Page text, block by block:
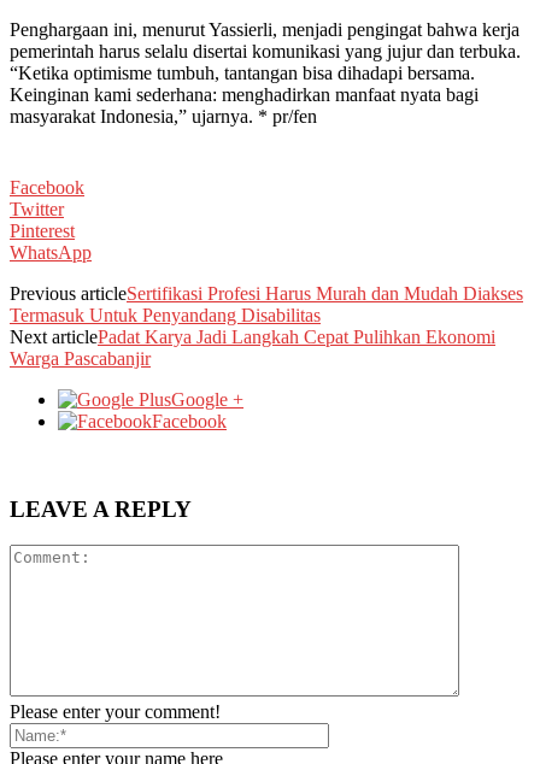
Penghargaan ini, menurut Yassierli, menjadi pengingat bahwa kerja
pemerintah harus selalu disertai komunikasi yang jujur dan terbuka.
“Ketika optimisme tumbuh, tantangan bisa dihadapi bersama.
Keinginan kami sederhana: menghadirkan manfaat nyata bagi
masyarakat Indonesia,” ujarnya. * pr/fen
Facebook
Twitter
Pinterest
WhatsApp
Previous articleSertifikasi Profesi Harus Murah dan Mudah Diakses
Termasuk Untuk Penyandang Disabilitas
Next articlePadat Karya Jadi Langkah Cepat Pulihkan Ekonomi
Warga Pascabanjir
Google +
Facebook
LEAVE A REPLY
Please enter your comment!
Please enter your name here